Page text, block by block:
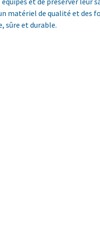
matériel de qualité et des
sûre et durable.